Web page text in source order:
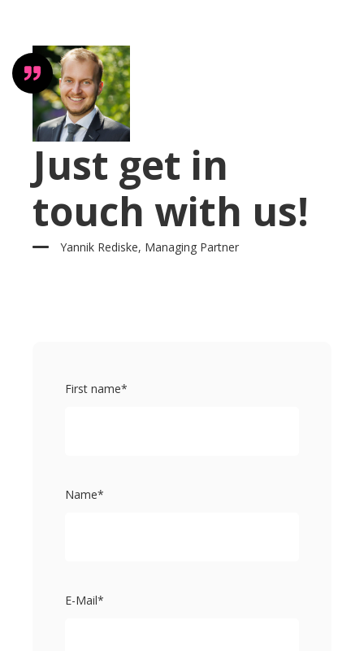
Just get in
touch with us!
Yannik Rediske, Managing Partner
First name*
Name*
E-Mail*